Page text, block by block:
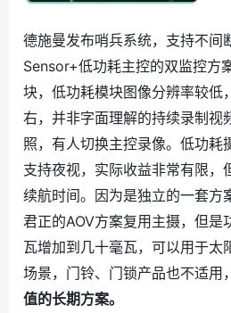
德施曼发布哨兵系统，支持不间
Sensor+低功耗主控的双监控方
块，低功耗模块图像分辨率较低
右，并非字面理解的持续录制视
照，有人切换主控录像。低功耗
支持夜视，实际收益非常有限，
续航时间。因为是独立的一套方
君正的AOV方案复用主摄，但是
瓦增加到几十毫瓦，可以用于太
场景，门铃、门锁产品也不适用，
值的长期方案。